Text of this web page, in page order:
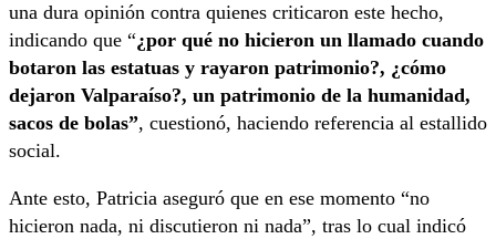
una dura opinión contra quienes criticaron este hecho,
indicando que “¿por qué no hicieron un llamado cuando
botaron las estatuas y rayaron patrimonio?, ¿cómo
dejaron Valparaíso?, un patrimonio de la humanidad,
sacos de bolas”, cuestionó, haciendo referencia al estallido
social.
Ante esto, Patricia aseguró que en ese momento “no
hicieron nada, ni discutieron ni nada”, tras lo cual indicó